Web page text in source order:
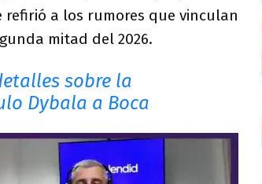
a los rumores que vinculan
mitad del 2026.
sobre la
Dybala a Boca